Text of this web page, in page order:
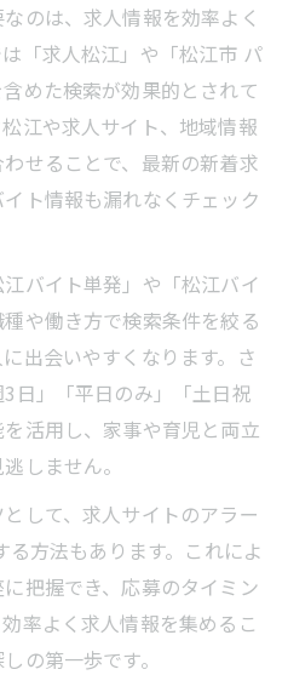
ト求人活用術
江市パートの特徴とは
で分かる職場環境の実態
用したパート探しの流れ
ート求人の見分け方
パート勤務とは
松江市パート勤務の探し
魅力のパート求人特徴
トを選ぶ際の注意点
ート求人の見つけ方
パート探し法
情報を素早くチェックす
のは、求人情報を効率よく
「求人松江」や「松江市 パ
めた検索が効果的とされて
江や求人サイト、地域情報
せることで、最新の新着求
ト情報も漏れなくチェック
バイト単発」や「松江バイ
や働き方で検索条件を絞る
出会いやすくなります。さ
日」「平日のみ」「土日祝
活用し、家事や育児と両立
しません。
して、求人サイトのアラー
る方法もあります。これによ
把握でき、応募のタイミン
率よく求人情報を集めるこ
の第一歩です。